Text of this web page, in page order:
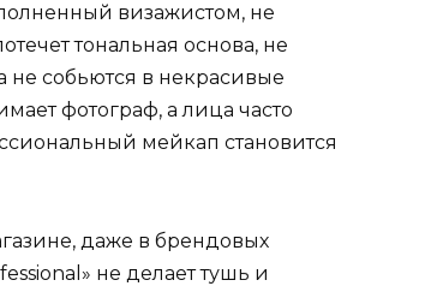
визажистом, не
тональная основа, не
не собьются в некрасивые
фотограф, а лица часто
мейкап становится
даже в брендовых
не делает тушь и